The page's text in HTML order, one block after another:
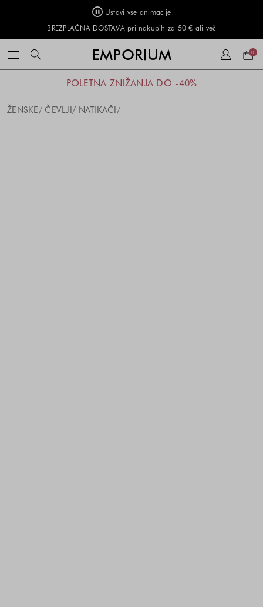
Ustavi vse animacije
BREZPLAČNA DOSTAVA pri nakupih za 50 € ali več
EMPORIUM 0
POLETNA ZNIŽANJA DO -40%
ŽENSKE ČEVLJI NATIKAČI